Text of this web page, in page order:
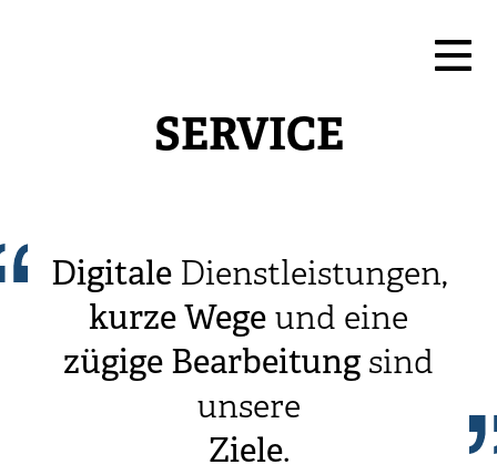
SERVICE
DigitaleDienstleistungen,
kurzeWege und eine
zügige Bearbeitung sind
unsere
Ziele.